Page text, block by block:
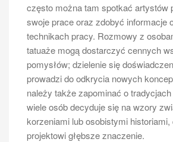
często można tam spotkać artystów
swoje prace oraz zdobyć informacje
technikach pracy. Rozmowy z
tatuaże mogą dostarczyć cennych
pomysłów; dzielenie się
prowadzi do odkrycia nowych
należy także zapominać o
wiele osób decyduje się na wzory
korzeniami lub osobistymi historiami,
projektowi głębsze znaczenie.